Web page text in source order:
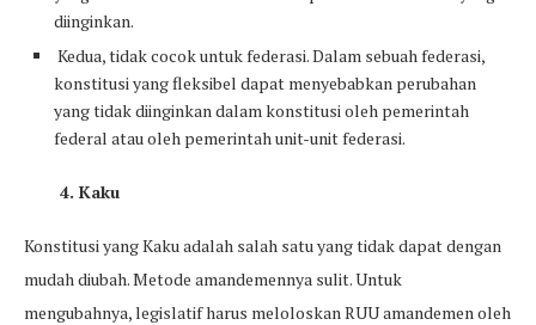
diinginkan.
Kedua, tidak cocok untuk federasi. Dalam sebuah federasi,
konstitusi yang fleksibel dapat menyebabkan perubahan
yang tidak diinginkan dalam konstitusi oleh pemerintah
federal atau oleh pemerintah unit-unit federasi.
4. Kaku
Konstitusi yang Kaku adalah salah satu yang tidak dapat dengan
mudah diubah. Metode amandemennya sulit. Untuk
mengubahnya, legislatif harus meloloskan RUU amandemen oleh